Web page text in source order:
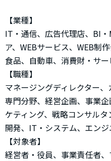
【業種】
IT・通信、広告代理店、BI・
ア、WEBサービス、WEB制
食品、自動車、消費財・サ
【職種】
マネージングディレクター、
専門分野、経営企画、事業
ケティング、戦略コンサル
開発、IT・システム、エン
【対象者】
経営者・役員、事業責任者